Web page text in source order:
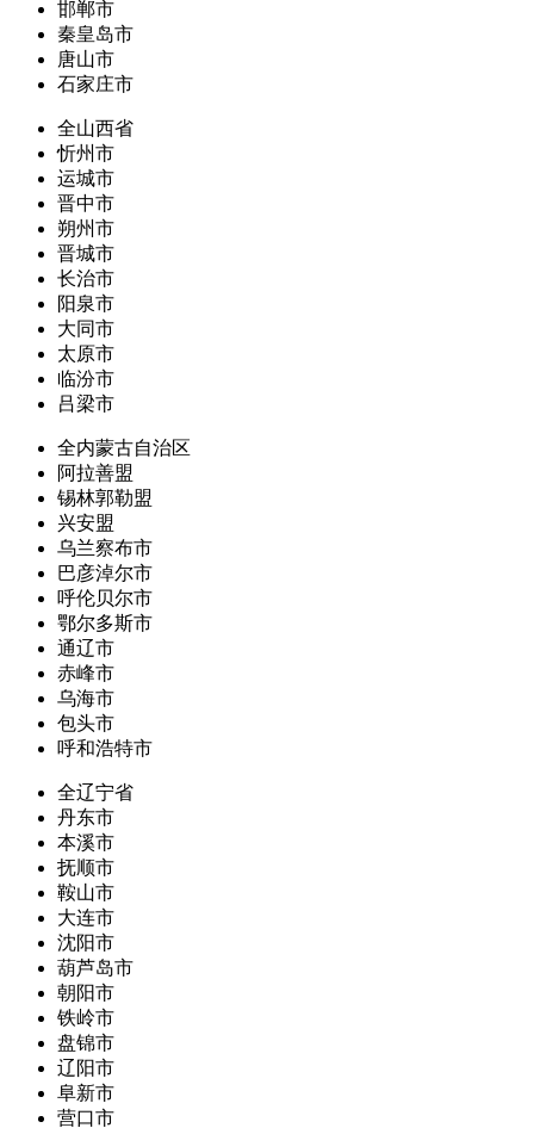
邯郸市
秦皇岛市
唐山市
石家庄市
全山西省
忻州市
运城市
晋中市
朔州市
晋城市
长治市
阳泉市
大同市
太原市
临汾市
吕梁市
全内蒙古自治区
阿拉善盟
锡林郭勒盟
兴安盟
乌兰察布市
巴彦淖尔市
呼伦贝尔市
鄂尔多斯市
通辽市
赤峰市
乌海市
包头市
呼和浩特市
全辽宁省
丹东市
本溪市
抚顺市
鞍山市
大连市
沈阳市
葫芦岛市
朝阳市
铁岭市
盘锦市
辽阳市
阜新市
营口市